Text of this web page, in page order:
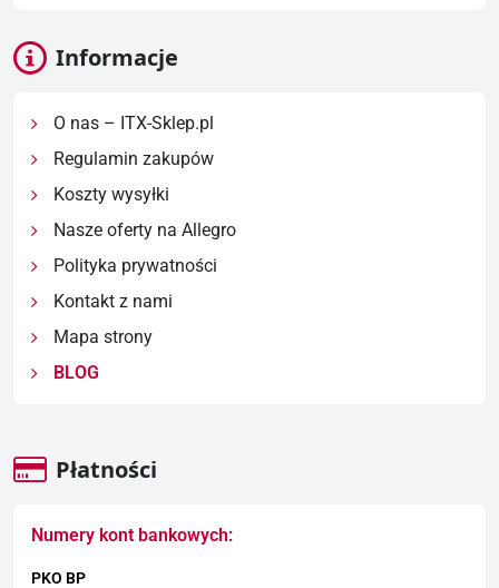
Informacje
O nas – ITX-Sklep.pl
Regulamin zakupów
Koszty wysyłki
Nasze oferty na Allegro
Polityka prywatności
Kontakt z nami
Mapa strony
BLOG
Płatności
Numery kont bankowych:
PKO BP